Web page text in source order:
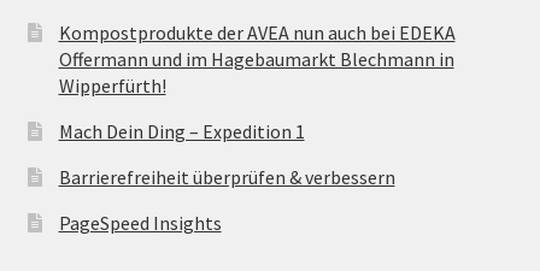
Kompostprodukte der AVEA nun auch bei EDEKA
Offermann und im Hagebaumarkt Blechmann in
Wipperfürth!
Mach Dein Ding – Expedition 1
Barrierefreiheit überprüfen & verbessern
PageSpeed Insights